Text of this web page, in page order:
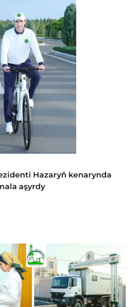
Hazaryň kenarynda
aşyrdy